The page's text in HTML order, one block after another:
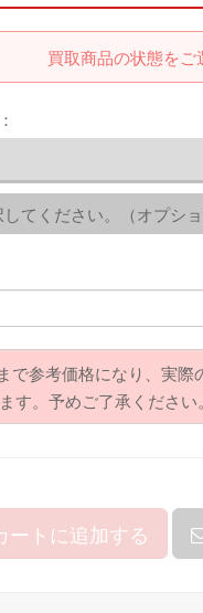
買取商品の状態をご
てください。（オプショ
で参考価格になり、実
す。予めご了承ください。
トに追加する